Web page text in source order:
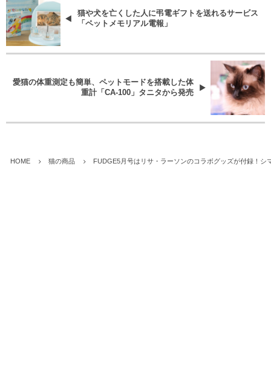
猫や犬を亡くした人に弔電ギフトを送れるサービス
「ペットメモリアル電報」
愛猫の体重測定も簡単、ペットモードを搭載した体
重計「CA-100」タニタから発売
HOME 猫の商品 FUDGE5月号はリサ・ラーソンのコラボグッズが付録！シ